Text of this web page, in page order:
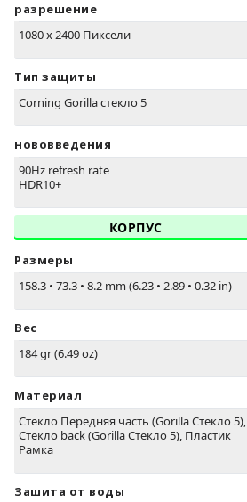
разрешение
1080 x 2400 Пиксели
Тип защиты
Corning Gorilla стекло 5
нововведения
90Hz refresh rate
HDR10+
КОРПУС
Размеры
158.3 • 73.3 • 8.2 mm (6.23 • 2.89 • 0.32 in)
Вес
184 gr (6.49 oz)
Материал
Стекло Передняя часть (Gorilla Стекло 5),
Стекло back (Gorilla Стекло 5), Пластик
Рамка
Зашита от воды